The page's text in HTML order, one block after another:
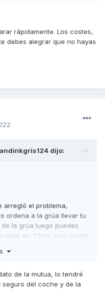
dan a basto, según lo
fue intento de robo, las
buscan mucho (según),
de la gasolina también
sin moto.
rápidamente. Los costes,
debes alegrar que no hayas
dijo:
arregló el problema,
ordena a la grúa llevar tu
la grúa luego puedes
taller en 72hrs, con suerte
el lunes para que la
dan a basto, según lo
de la mutua, lo tendré
del coche y de la